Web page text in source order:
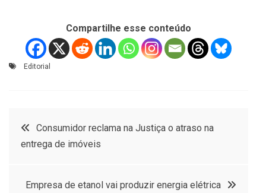
Compartilhe esse conteúdo
Editorial
Navegação
Post
Consumidor reclama na Justiça o atraso na
entrega de imóveis
Empresa de etanol vai produzir energia elétrica